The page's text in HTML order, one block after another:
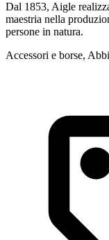
Dal 1853, Aigle
maestria nella
persone in natura.
Accessori e borse,